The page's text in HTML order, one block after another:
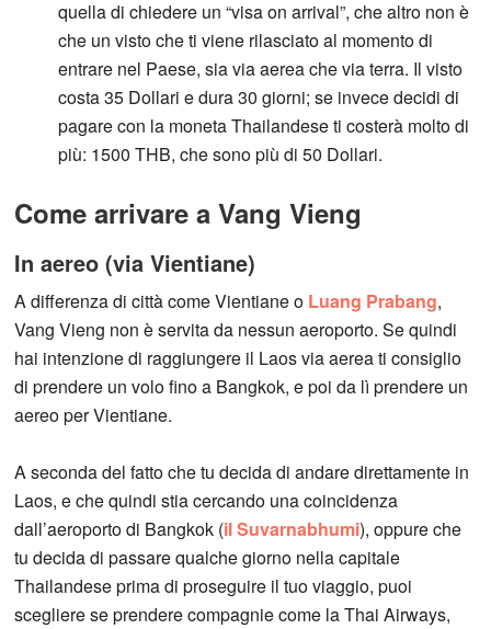
quella di chiedere un “visa on arrival”, che altro non è
che un visto che ti viene rilasciato al momento di
entrare nel Paese, sia via aerea che via terra. Il visto
costa 35 Dollari e dura 30 giorni; se invece decidi di
pagare con la moneta Thailandese ti costerà molto di
più: 1500 THB, che sono più di 50 Dollari.
Come arrivare a Vang Vieng
In aereo (via Vientiane)
A differenza di città come Vientiane o Luang Prabang,
Vang Vieng non è servita da nessun aeroporto. Se quindi
hai intenzione di raggiungere il Laos via aerea ti consiglio
di prendere un volo fino a Bangkok, e poi da lì prendere un
aereo per Vientiane.
A seconda del fatto che tu decida di andare direttamente in
Laos, e che quindi stia cercando una coincidenza
dall’aeroporto di Bangkok (il Suvarnabhumi), oppure che
tu decida di passare qualche giorno nella capitale
Thailandese prima di proseguire il tuo viaggio, puoi
scegliere se prendere compagnie come la Thai Airways,